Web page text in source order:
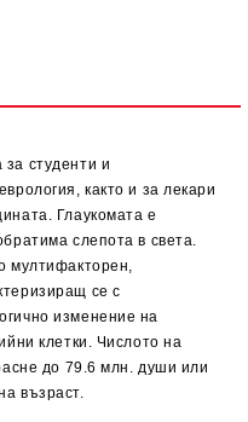
студенти и
както и за лекари
Глаукомата е
слепота в света.
мултифакторен,
се с
изменение на
клетки. Числото на
до 79.6 млн. души или
възраст.